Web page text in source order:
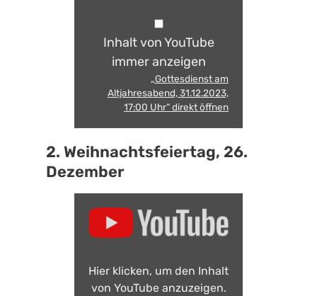
Inhalt von YouTube
immer anzeigen
„Gottesdienst am
Altjahresabend, 31.12.2023,
17:00 Uhr“ direkt öffnen
2. Weihnachtsfeiertag, 26.
Dezember
Hier klicken, um den Inhalt
von YouTube anzuzeigen.